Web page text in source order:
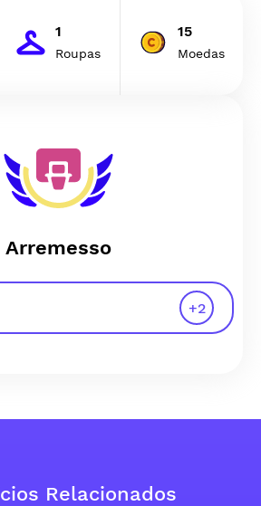
1
Roupas
15
Moedas
Arremesso
+2
Relacionados